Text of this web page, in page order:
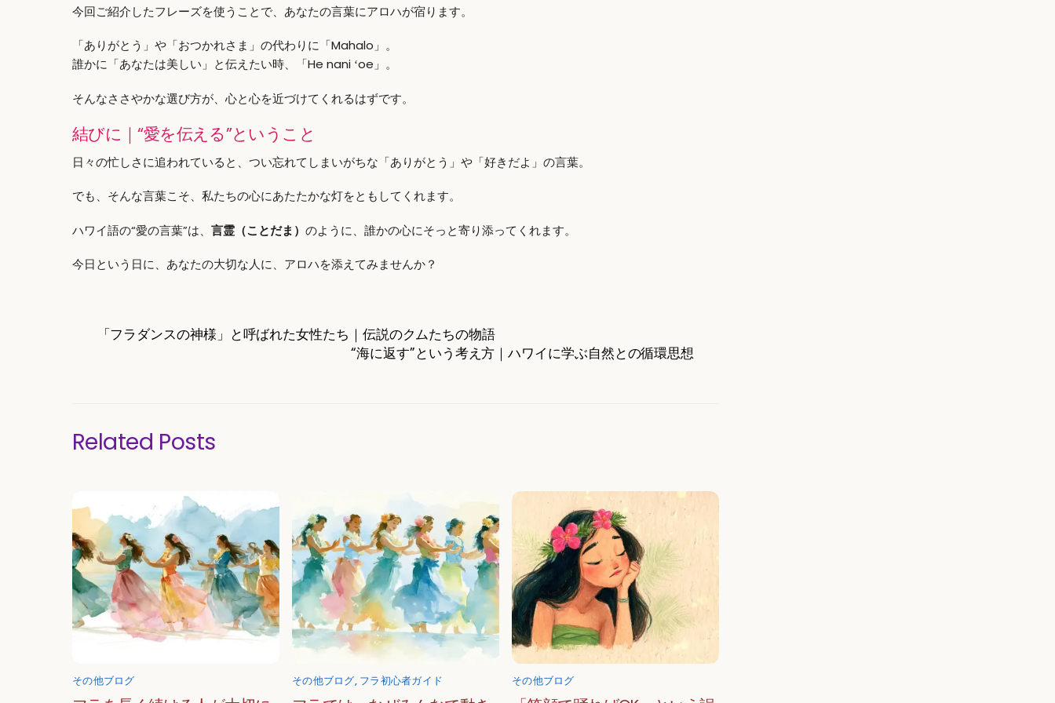
今回ご紹介したフレーズを使うことで、あなたの言葉にアロハが宿ります。
「ありがとう」や「おつかれさま」の代わりに「Mahalo」。
誰かに「あなたは美しい」と伝えたい時、「He nani ʻoe」。
そんなささやかな選び方が、心と心を近づけてくれるはずです。
結びに｜“愛を伝える”ということ
日々の忙しさに追われていると、つい忘れてしまいがちな「ありがとう」や「好きだよ」の言葉。
でも、そんな言葉こそ、私たちの心にあたたかな灯をともしてくれます。
ハワイ語の“愛の言葉”は、 言霊（ことだま） のように、誰かの心にそっと寄り添ってくれます。
今日という日に、あなたの大切な人に、アロハを添えてみませんか？
「フラダンスの神様」と呼ばれた女性たち｜伝説のクムたちの物語
“海に返す”という考え方｜ハワイに学ぶ自然との循環思想
Related Posts
その他ブログ その他ブログ, フラ初心者ガイド その他ブログ